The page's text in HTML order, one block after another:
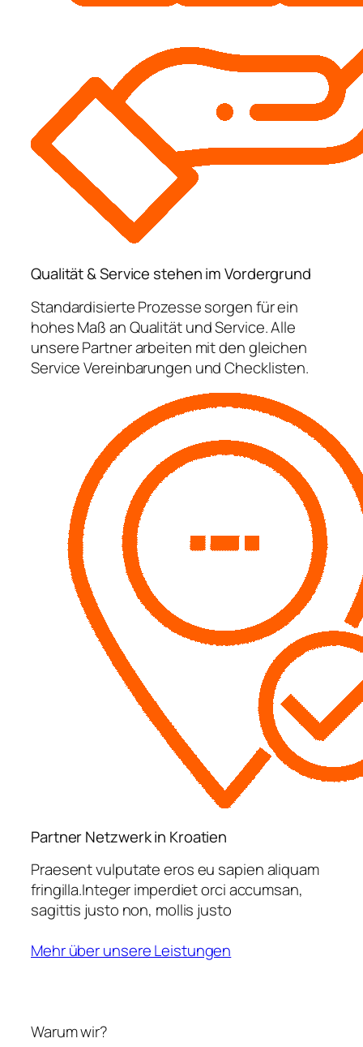
Qualität & Service stehen im Vordergrund
Standardisierte Prozesse sorgen für ein
hohes Maß an Qualität und Service. Alle
unsere Partner arbeiten mit den gleichen
Service Vereinbarungen und Checklisten.
Partner Netzwerk in Kroatien
Praesent vulputate eros eu sapien aliquam
fringilla.Integer imperdiet orci accumsan,
sagittis justo non, mollis justo
Mehr über unsere Leistungen
Warum wir?